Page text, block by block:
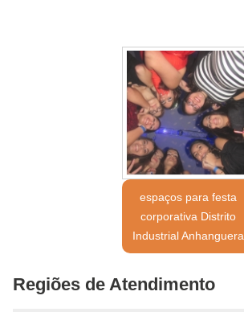
espaços para festa
corporativa Distrito
Industrial Anhanguera
Regiões de Atendimento